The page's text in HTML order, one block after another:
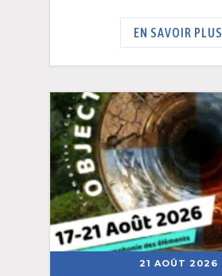
EN SAVOIR PLUS
21 AOÛT 2026